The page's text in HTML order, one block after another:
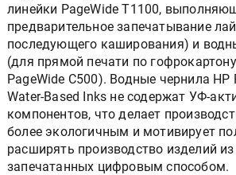
линейки PageWide T1100,
предварительное запечатывание
последующего каширования) и
(для прямой печати по
PageWide C500). Водные чернила HP
Water-Based Inks не содержат УФ-
компонентов, что делает
более экологичным и мотивирует
расширять производство изделий
запечатанных цифровым способом.